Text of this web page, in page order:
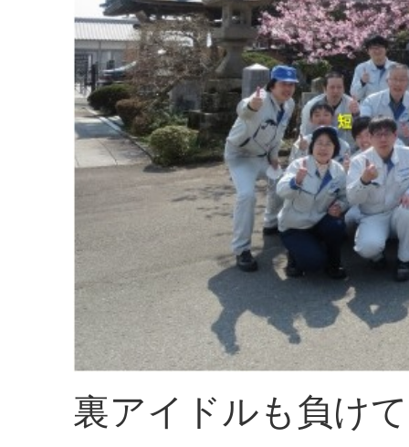
裏アイドルも負け